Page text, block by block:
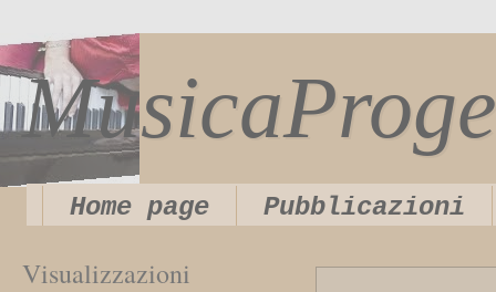
Home page Pubblicazioni
Visualizzazioni